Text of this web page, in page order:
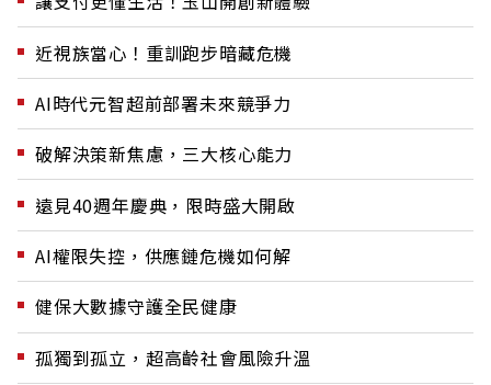
近視族當心！重訓跑步暗藏危機
AI時代元智超前部署未來競爭力
破解決策新焦慮，三大核心能力
遠見40週年慶典，限時盛大開啟
AI權限失控，供應鏈危機如何解
健保大數據守護全民健康
孤獨到孤立，超高齡社會風險升溫